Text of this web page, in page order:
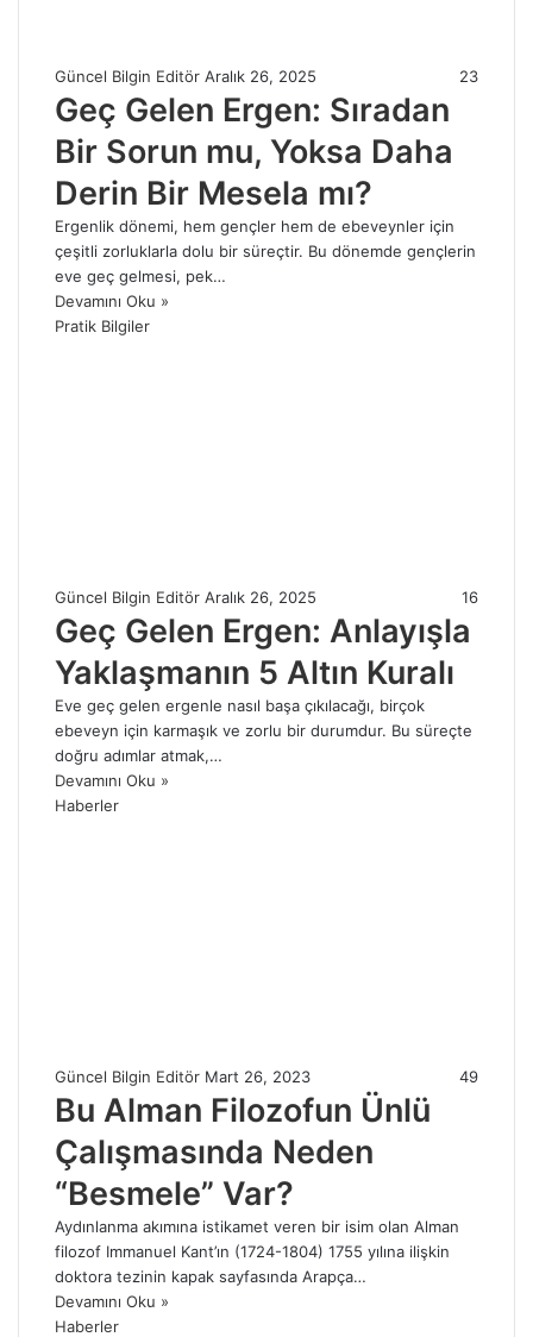
Güncel Bilgin Editör Aralık 26, 2025 23
Geç Gelen Ergen: Sıradan
Bir Sorun mu, Yoksa Daha
Derin Bir Mesela mı?
Ergenlik dönemi, hem gençler hem de ebeveynler için
çeşitli zorluklarla dolu bir süreçtir. Bu dönemde gençlerin
eve geç gelmesi, pek…
Devamını Oku »
Pratik Bilgiler
Güncel Bilgin Editör Aralık 26, 2025 16
Geç Gelen Ergen: Anlayışla
Yaklaşmanın 5 Altın Kuralı
Eve geç gelen ergenle nasıl başa çıkılacağı, birçok
ebeveyn için karmaşık ve zorlu bir durumdur. Bu süreçte
doğru adımlar atmak,…
Devamını Oku »
Haberler
Güncel Bilgin Editör Mart 26, 2023 49
Bu Alman Filozofun Ünlü
Çalışmasında Neden
“Besmele” Var?
Aydınlanma akımına istikamet veren bir isim olan Alman
filozof Immanuel Kant’ın (1724-1804) 1755 yılına ilişkin
doktora tezinin kapak sayfasında Arapça…
Devamını Oku »
Haberler